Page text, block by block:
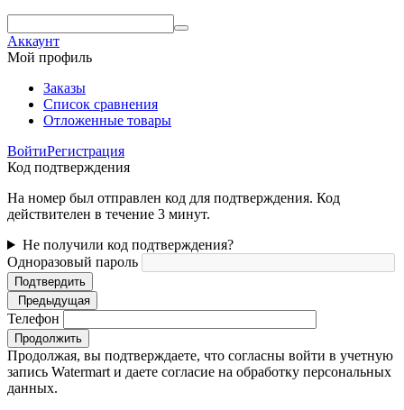
Аккаунт
Мой профиль
Заказы
Список сравнения
Отложенные товары
ВойтиРегистрация
Код подтверждения
На номер был отправлен код для подтверждения. Код
действителен в течение 3 минут.
Не получили код подтверждения?
Одноразовый пароль
Подтвердить
Предыдущая
Телефон
Продолжить
Продолжая, вы подтверждаете, что согласны войти в учетную
запись Watermart и даете согласие на обработку персональных
данных.